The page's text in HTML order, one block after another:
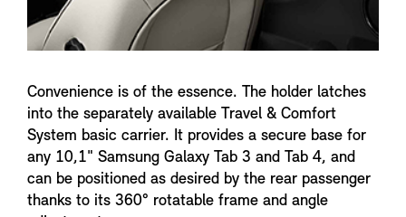
Convenience is of the essence. The holder latches
into the separately available Travel & Comfort
System basic carrier. It provides a secure base for
any 10,1" Samsung Galaxy Tab 3 and Tab 4, and
can be positioned as desired by the rear passenger
thanks to its 360° rotatable frame and angle